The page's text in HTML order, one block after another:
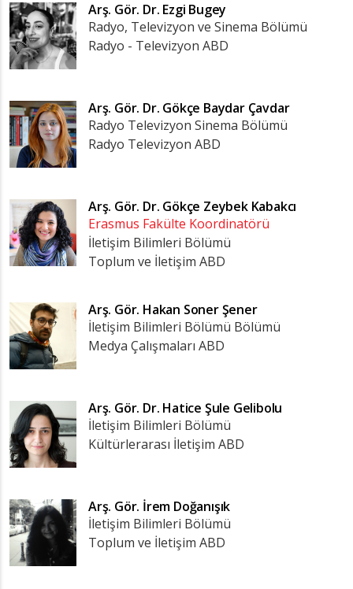
Arş. Gör. Dr. Ezgi Bugey
Radyo, Televizyon ve Sinema Bölümü
Radyo - Televizyon ABD
Arş. Gör. Dr. Gökçe Baydar Çavdar
Radyo Televizyon Sinema Bölümü
Radyo Televizyon ABD
Arş. Gör. Dr. Gökçe Zeybek Kabakcı
Erasmus Fakülte Koordinatörü
İletişim Bilimleri Bölümü
Toplum ve İletişim ABD
Arş. Gör. Hakan Soner Şener
İletişim Bilimleri Bölümü Bölümü
Medya Çalışmaları ABD
Arş. Gör. Dr. Hatice Şule Gelibolu
İletişim Bilimleri Bölümü
Kültürlerarası İletişim ABD
Arş. Gör. İrem Doğanışık
İletişim Bilimleri Bölümü
Toplum ve İletişim ABD